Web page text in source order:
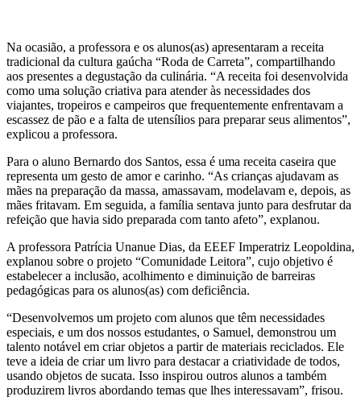
Na ocasião, a professora e os alunos(as) apresentaram a receita
tradicional da cultura gaúcha “Roda de Carreta”, compartilhando
aos presentes a degustação da culinária. “A receita foi desenvolvida
como uma solução criativa para atender às necessidades dos
viajantes, tropeiros e campeiros que frequentemente enfrentavam a
escassez de pão e a falta de utensílios para preparar seus alimentos”,
explicou a professora.
Para o aluno Bernardo dos Santos, essa é uma receita caseira que
representa um gesto de amor e carinho. “As crianças ajudavam as
mães na preparação da massa, amassavam, modelavam e, depois, as
mães fritavam. Em seguida, a família sentava junto para desfrutar da
refeição que havia sido preparada com tanto afeto”, explanou.
A professora Patrícia Unanue Dias, da EEEF Imperatriz Leopoldina,
explanou sobre o projeto “Comunidade Leitora”, cujo objetivo é
estabelecer a inclusão, acolhimento e diminuição de barreiras
pedagógicas para os alunos(as) com deficiência.
“Desenvolvemos um projeto com alunos que têm necessidades
especiais, e um dos nossos estudantes, o Samuel, demonstrou um
talento notável em criar objetos a partir de materiais reciclados. Ele
teve a ideia de criar um livro para destacar a criatividade de todos,
usando objetos de sucata. Isso inspirou outros alunos a também
produzirem livros abordando temas que lhes interessavam”, frisou.